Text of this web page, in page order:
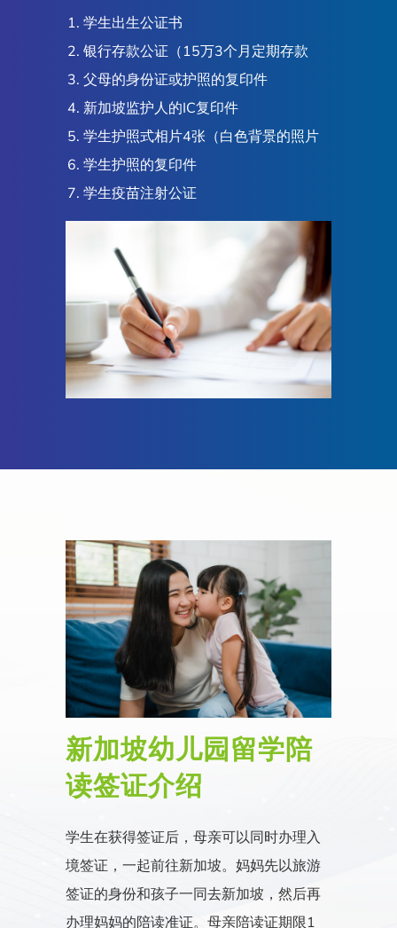
学生出生公证书
银行存款公证（15万3个月定期存款
父母的身份证或护照的复印件
新加坡监护人的IC复印件
学生护照式相片4张（白色背景的照片
学生护照的复印件
学生疫苗注射公证
新加坡幼儿园留学陪
读签证介绍
学生在获得签证后，母亲可以同时办理入
境签证，一起前往新加坡。妈妈先以旅游
签证的身份和孩子一同去新加坡，然后再
办理妈妈的陪读准证。母亲陪读证期限1